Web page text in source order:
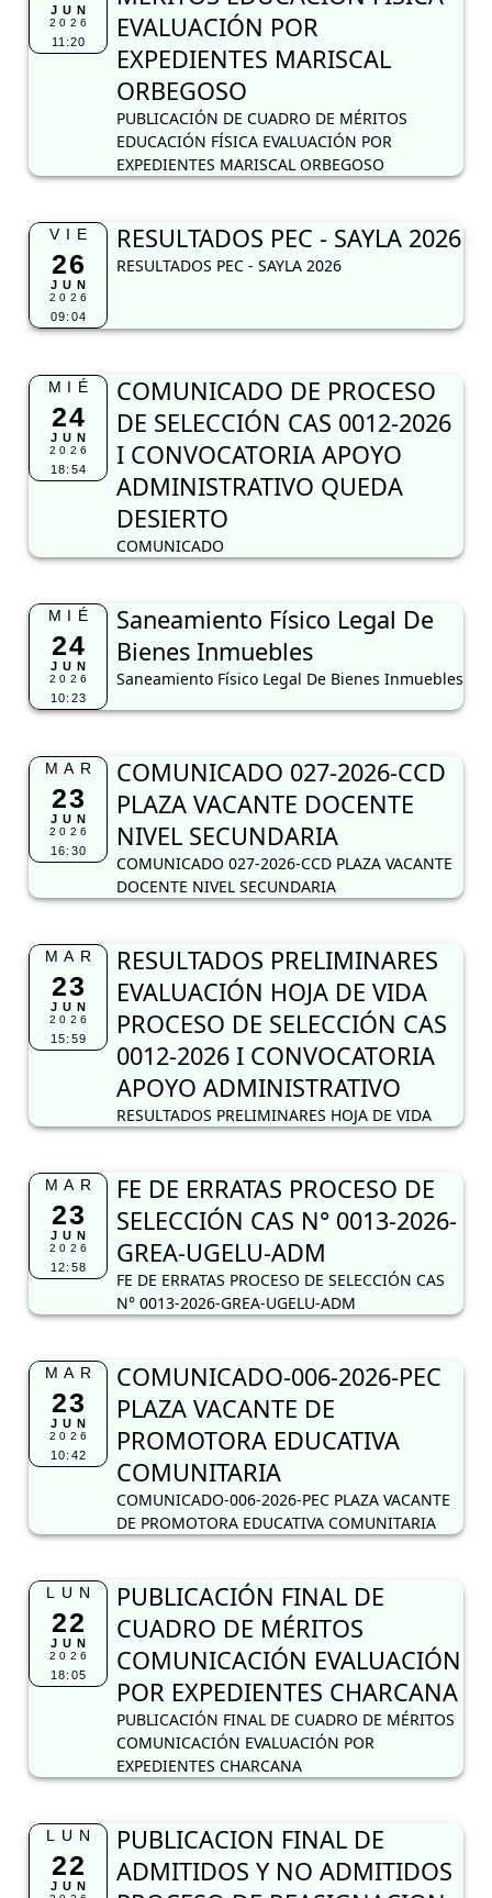
VIE RESULTADOS PEC - SAYLA 2026
RESULTADOS PEC - SAYLA 2026
24
JUN
2026
18:54
DE SELECCIÓN CAS 0012-2026
I CONVOCATORIA APOYO
DESIERTO
MIÉ
24
JUN
Saneamiento Físico Legal De
Bienes Inmuebles
Saneamiento Físico Legal De Bienes Inmuebles
23
JUN
2026
16:30
PLAZA VACANTE DOCENTE
NIVEL SECUNDARIA
COMUNICADO 027-2026-CCD PLAZA VACANTE
MAR
23
JUN
2026
15:59
RESULTADOS PRELIMINARES
EVALUACIÓN HOJA DE VIDA
PROCESO DE SELECCIÓN CAS
0012-2026 I CONVOCATORIA
APOYO ADMINISTRATIVO
MAR
23
JUN
FE DE ERRATAS PROCESO DE
SELECCIÓN CAS N° 0013-2026-
GREA-UGELU-ADM
FE DE ERRATAS PROCESO DE SELECCIÓN CAS
N° 0013-2026-GREA-UGELU-ADM
MAR
23
JUN
2026
10:42
COMUNICADO-006-2026-PEC
PLAZA VACANTE DE
PROMOTORA EDUCATIVA
COMUNITARIA
COMUNICADO-006-2026-PEC PLAZA VACANTE
LUN
22
JUN
PUBLICACIÓN FINAL DE
CUADRO DE MÉRITOS
COMUNICACIÓN EVALUACIÓN
POR EXPEDIENTES CHARCANA
PUBLICACIÓN FINAL DE CUADRO DE MÉRITOS
EXPEDIENTES CHARCANA
LUN
22
PUBLICACION FINAL DE
ADMITIDOS Y NO ADMITIDOS
PROCESO DE REASIGNACION
DOCENTE 2026
PUBLICACION FINAL DE ADMITIDOS Y NO